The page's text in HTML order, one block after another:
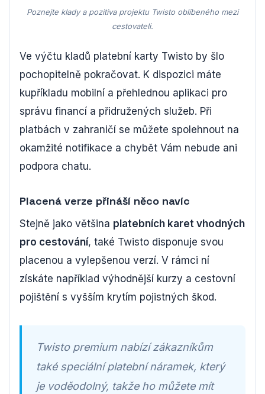
Poznejte klady a pozitiva projektu Twisto oblíbeného mezi
cestovateli.
Ve výčtu kladů platební karty Twisto by šlo
pochopitelně pokračovat. K dispozici máte
kupříkladu mobilní a přehlednou aplikaci pro
správu financí a přidružených služeb. Při
platbách v zahraničí se můžete spolehnout na
okamžité notifikace a chybět Vám nebude ani
podpora chatu.
Placená verze přináší něco navíc
Stejně jako většina platebních karet vhodných
pro cestování, také Twisto disponuje svou
placenou a vylepšenou verzí. V rámci ní
získáte například výhodnější kurzy a cestovní
pojištění s vyšším krytím pojistných škod.
Twisto premium nabízí zákazníkům
také speciální platební náramek, který
je voděodolný, takže ho můžete mít